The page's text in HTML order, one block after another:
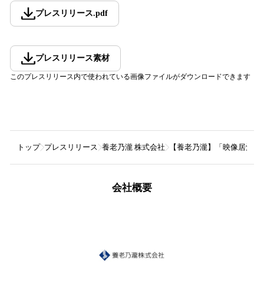
プレスリリース.pdf
プレスリリース素材
このプレスリリース内で使われている画像ファイルがダウンロードできます
トップ プレスリリース 養老乃瀧 株式会社 【養老乃瀧】「映像居酒
会社概要